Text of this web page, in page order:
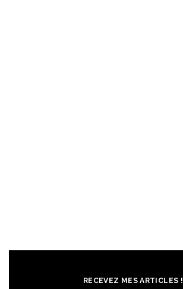
RECEVEZ MES ARTICLES !